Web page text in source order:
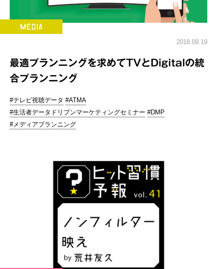
2018.09.19
最適プランニングを求めてTVとDigitalの統
合プランニング
#テレビ視聴データ #ATMA
#生活者データドリブンマーケティングセミナー #DMP
#メディアプランニング